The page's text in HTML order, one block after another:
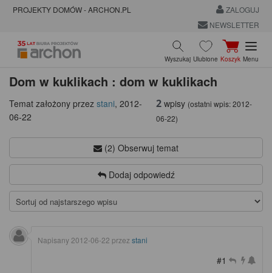
PROJEKTY DOMÓW - ARCHON.PL
ZALOGUJ
NEWSLETTER
Wyszukaj Ulubione Koszyk Menu
Dom w kuklikach : dom w kuklikach
Temat założony przez stani, 2012-
06-22
2 wpisy (ostatni wpis:2012-
06-22)
(2) Obserwuj temat
Dodaj odpowiedź
Napisany 2012-06-22 przez stani
#1